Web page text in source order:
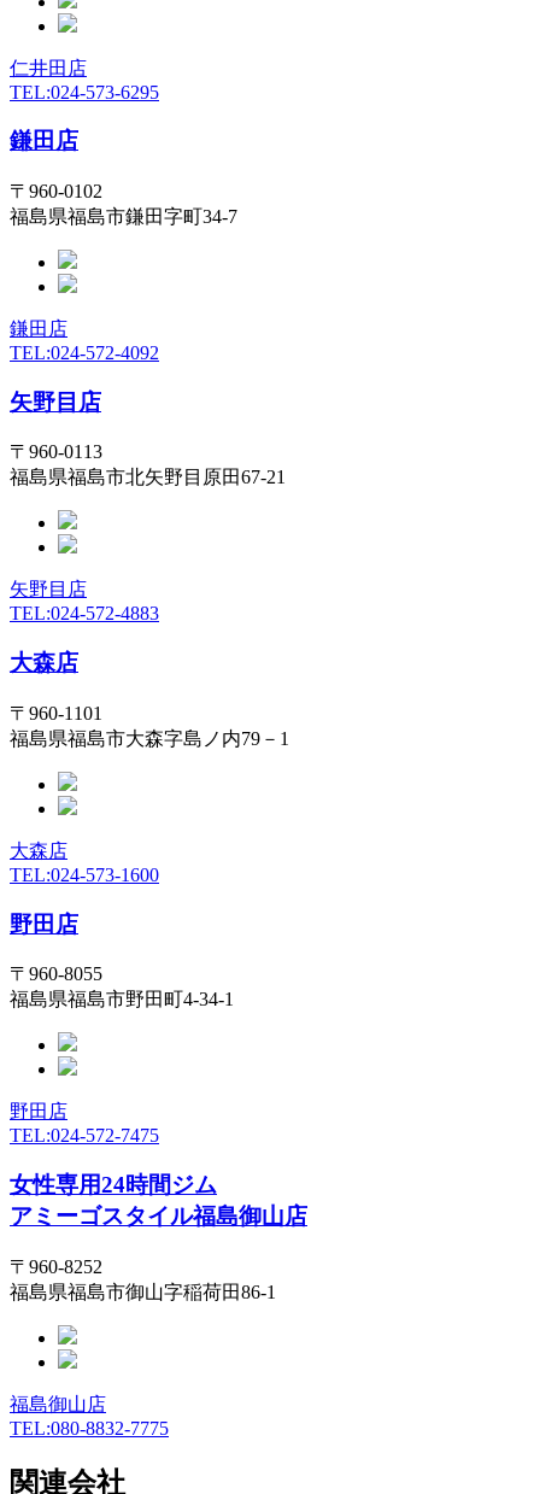
仁井田店
TEL:024-573-6295
鎌田店
〒960-0102
福島県福島市鎌田字町34-7
鎌田店
TEL:024-572-4092
矢野目店
〒960-0113
福島県福島市北矢野目原田67-21
矢野目店
TEL:024-572-4883
大森店
〒960-1101
福島県福島市大森字島ノ内79－1
大森店
TEL:024-573-1600
野田店
〒960-8055
福島県福島市野田町4-34-1
野田店
TEL:024-572-7475
女性専用24時間ジム
アミーゴスタイル福島御山店
〒960-8252
福島県福島市御山字稲荷田86-1
福島御山店
TEL:080-8832-7775
関連会社